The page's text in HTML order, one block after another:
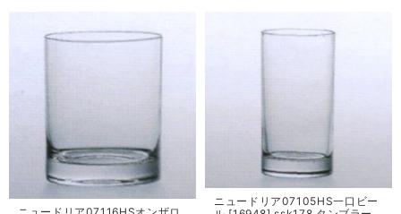
ニュードリア07105HS一口ビー